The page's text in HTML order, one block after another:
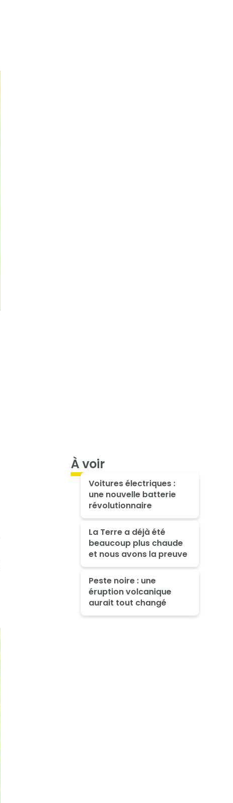
À voir
Voitures électriques :
une nouvelle batterie
révolutionnaire
La Terre a déjà été
beaucoup plus chaude
et nous avons la preuve
Peste noire : une
éruption volcanique
aurait tout changé